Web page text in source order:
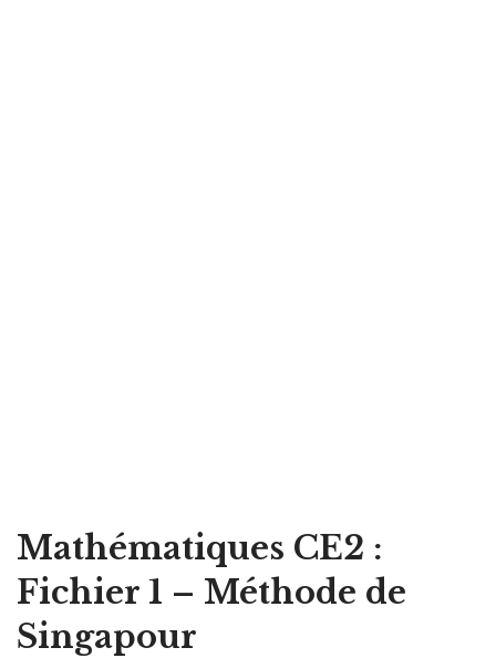
Mathématiques CE2 :
Fichier 1 – Méthode de
Singapour